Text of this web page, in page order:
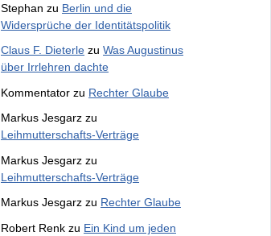
Stephan zu Berlin und die
Widersprüche der Identitätspolitik
Claus F. Dieterle zu Was Augustinus
über Irrlehren dachte
Kommentator zu Rechter Glaube
Markus Jesgarz zu
Leihmutterschafts-Verträge
Markus Jesgarz zu
Leihmutterschafts-Verträge
Markus Jesgarz zu Rechter Glaube
Robert Renk zu Ein Kind um jeden